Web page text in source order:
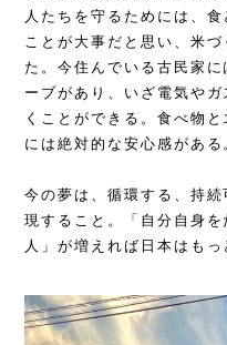
人たちを守るためには、
ことが大事だと思い、米
た。今住んでいる古民家
ーブがあり、いざ電気や
くことができる。食べ物
には絶対的な安心感がある
今の夢は、循環する、持
現すること。「自分自身
人」が増えれば日本はも